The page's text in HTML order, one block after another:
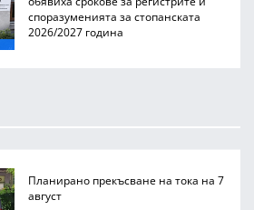
споразуменията за стопанската
2026/2027 година
Планирано прекъсване на тока на 7
август